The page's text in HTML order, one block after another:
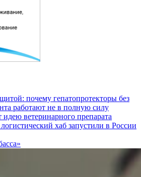
почему гепатопротекторы без
работают не в полную силу
ветеринарного препарата
хаб запустили в России